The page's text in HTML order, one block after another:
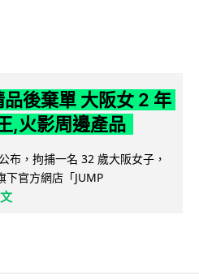
後棄單 大阪女 2 年
,火影周邊產品
布，拘捕一名 32 歲大阪女子，
下官方網店「JUMP